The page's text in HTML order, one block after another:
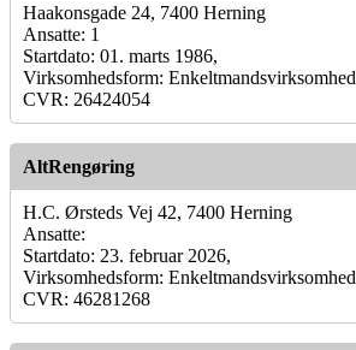
Haakonsgade 24, 7400 Herning
Ansatte: 1
Startdato: 01. marts 1986,
Virksomhedsform: Enkeltmandsvirksomhed
CVR: 26424054
AltRengøring
H.C. Ørsteds Vej 42, 7400 Herning
Ansatte:
Startdato: 23. februar 2026,
Virksomhedsform: Enkeltmandsvirksomhed
CVR: 46281268